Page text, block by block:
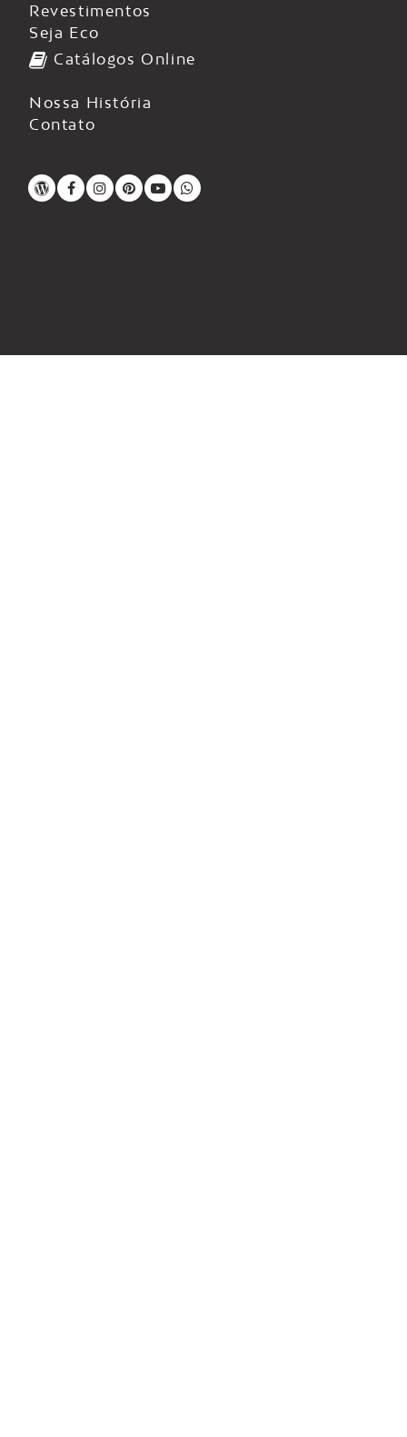
Revestimentos
Seja Eco
Catálogos Online
Nossa História
Contato